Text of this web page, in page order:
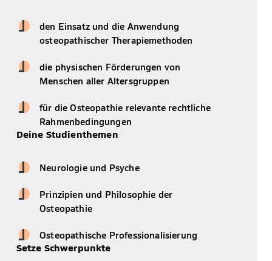
den Einsatz und die Anwendung
osteopathischer Therapiemethoden
die physischen Förderungen von
Menschen aller Altersgruppen
für die Osteopathie relevante rechtliche
Rahmenbedingungen
Deine Studienthemen
Neurologie und Psyche
Prinzipien und Philosophie der
Osteopathie
Osteopathische Professionalisierung
Setze Schwerpunkte